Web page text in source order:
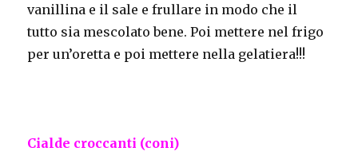
vanillina e il sale e frullare in modo che il
tutto sia mescolato bene. Poi mettere nel frigo
per un’oretta e poi mettere nella gelatiera!!!
Cialde croccanti (coni)